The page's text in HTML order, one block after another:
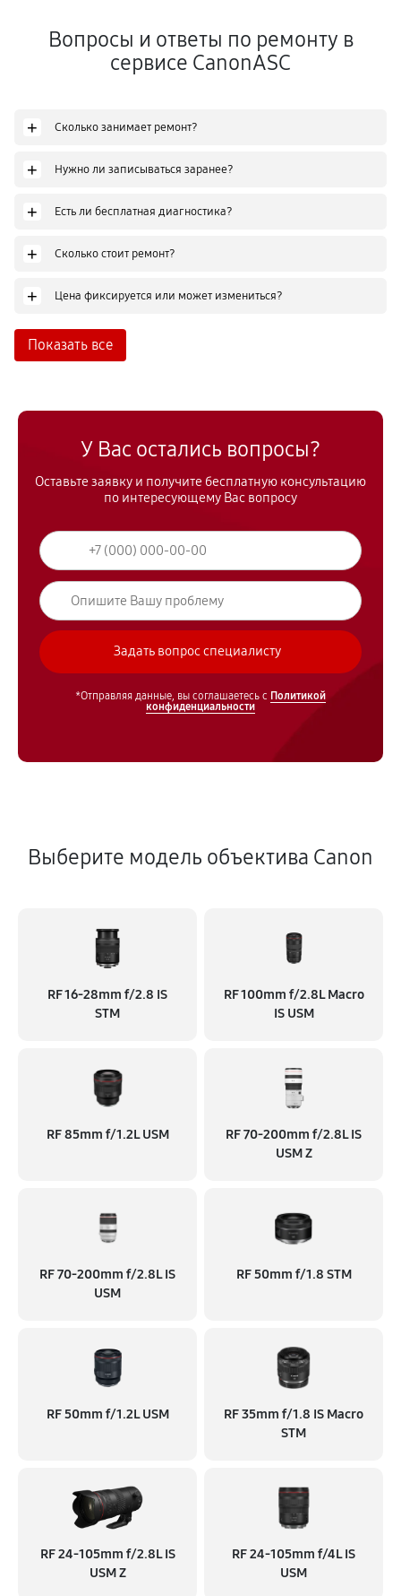
Вопросы и ответы по ремонту в
сервисе CanonASC
+ Сколько занимает ремонт?
+ Нужно ли записываться заранее?
+ Есть ли бесплатная диагностика?
+ Сколько стоит ремонт?
+ Цена фиксируется или может измениться?
Показать все
У Вас остались вопросы?
Оставьте заявку и получите бесплатную консультацию
по интересующему Вас вопросу
*Отправляя данные, вы соглашаетесь с Политикой
конфиденциальности
Выберите модель объектива Canon
RF 16‑28mm f/2.8 IS
STM
RF 100mm f/2.8L Macro
IS USM
RF 85mm f/1.2L USM
RF 70‑200mm f/2.8L IS
USM Z
RF 70‑200mm f/2.8L IS
USM
RF 50mm f/1.8 STM
RF 50mm f/1.2L USM
RF 35mm f/1.8 IS Macro
STM
RF 24‑105mm f/2.8L IS
USM Z
RF 24‑105mm f/4L IS
USM